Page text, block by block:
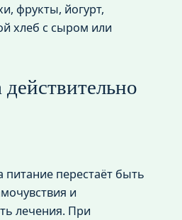
фрукты, йогурт,
хлеб с сыром или
питание перестаёт быть
и
лечения. При